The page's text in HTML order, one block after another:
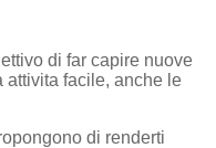
di far capire nuove
attivita facile, anche le
di renderti